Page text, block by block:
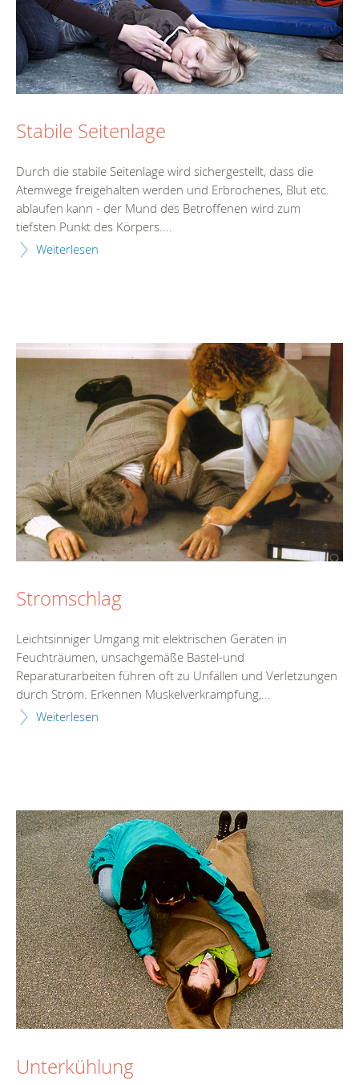
Stabile Seitenlage
Durch die stabile Seitenlage wird sichergestellt, dass die
Atemwege freigehalten werden und Erbrochenes, Blut etc.
ablaufen kann - der Mund des Betroffenen wird zum
tiefsten Punkt des Körpers....
Weiterlesen
Stromschlag
Leichtsinniger Umgang mit elektrischen Geräten in
Feuchträumen, unsachgemäße Bastel-und
Reparaturarbeiten führen oft zu Unfällen und Verletzungen
durch Strom. Erkennen Muskelverkrampfung,...
Weiterlesen
Unterkühlung